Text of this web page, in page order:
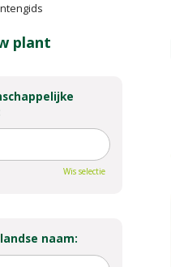
plant
Wis selectie
naam: